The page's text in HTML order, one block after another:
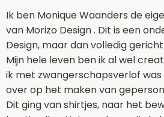
Ik ben Monique Waanders de
van Morizo Design . Dit is een
Design, maar dan volledig
Mijn hele leven ben ik al wel
ik met zwangerschapsverlof
over op het maken van
Dit ging van shirtjes, naar het